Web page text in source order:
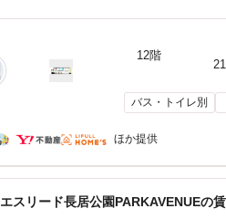
12階
バス・トイレ別
ほか提供
エスリード長居公園PARKAVENUEの